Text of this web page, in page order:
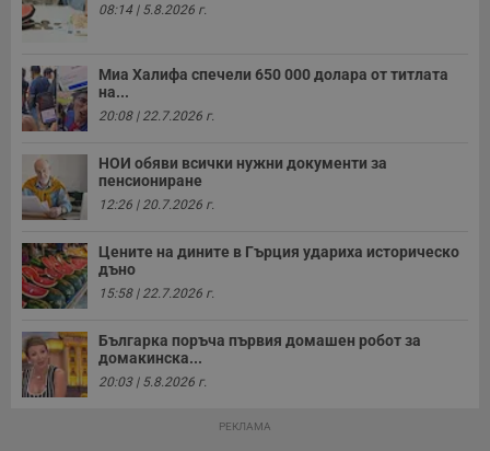
08:14 | 5.8.2026 г.
Миа Халифа спечели 650 000 долара от титлата
на...
20:08 | 22.7.2026 г.
НОИ обяви всички нужни документи за
пенсиониране
12:26 | 20.7.2026 г.
Цените на дините в Гърция удариха историческо
дъно
15:58 | 22.7.2026 г.
Българка поръча първия домашен робот за
домакинска...
20:03 | 5.8.2026 г.
РЕКЛАМА